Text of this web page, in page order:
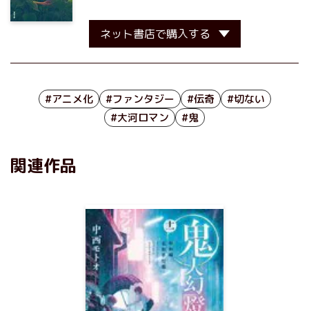
ネット書店で購入する
#アニメ化 #ファンタジー #伝奇
#切ない
#大河ロマン
#鬼
関連作品